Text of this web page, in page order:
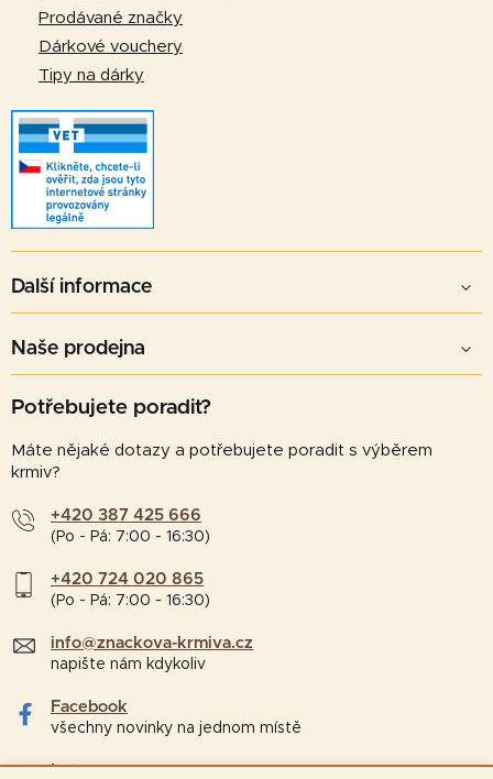
Prodávané značky
Dárkové vouchery
Tipy na dárky
Další informace
Naše prodejna
Potřebujete poradit?
Máte nějaké dotazy a potřebujete poradit s výběrem
krmiv?
+420 387 425 666
(Po - Pá: 7:00 - 16:30)
+420 724 020 865
(Po - Pá: 7:00 - 16:30)
info@znackova-krmiva.cz
napište nám kdykoliv
Facebook
všechny novinky na jednom místě
Instagram